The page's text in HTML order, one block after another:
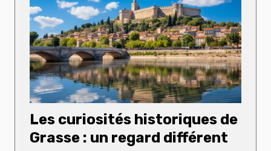
Les curiosités historiques de
Grasse : un regard différent